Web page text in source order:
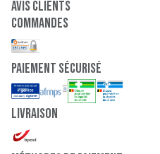
Avis clients
Commandes
paiement sécurisé
Livraison